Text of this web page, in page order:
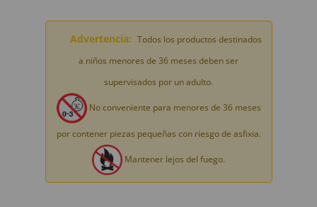
Advertencia: Todos los productos destinados
a niños menores de 36 meses deben ser
supervisados por un adulto.
No conveniente para menores de 36 meses
por contener piezas pequeñas con riesgo de asfixia.
Mantener lejos del fuego.